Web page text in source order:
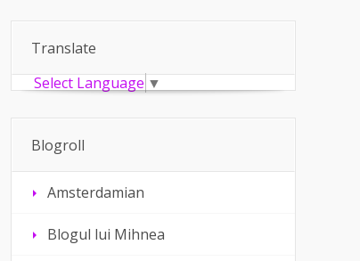
Translate
Select Language ▼
Blogroll
Amsterdamian
Blogul lui Mihnea